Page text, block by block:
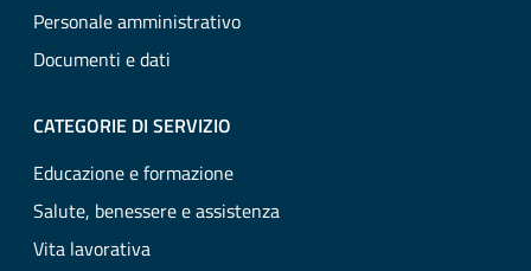
Personale amministrativo
Documenti e dati
CATEGORIE DI SERVIZIO
Educazione e formazione
Salute, benessere e assistenza
Vita lavorativa